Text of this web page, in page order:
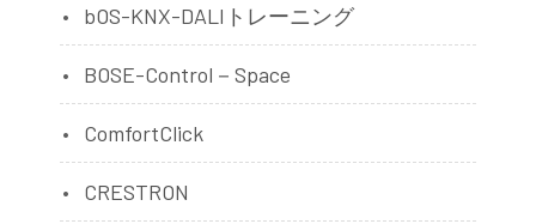
bOS-KNX-DALIトレーニング
BOSE-Control－Space
ComfortClick
CRESTRON